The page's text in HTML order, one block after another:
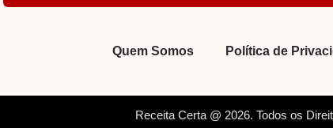
Quem Somos Política de
Receita Certa @ 2026. Todos os